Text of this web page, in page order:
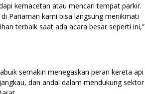
kemacetan atau mencari tempat parkir.
Pariaman kami bisa langsung menikmati
terbaik saat ada acara besar seperti ini,”
semakin menegaskan peran kereta api
dan andal dalam mendukung sektor